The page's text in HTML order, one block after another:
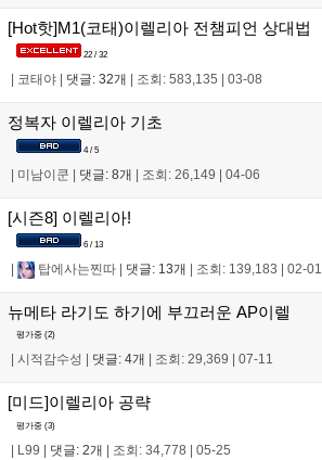
[Hot핫]M1(코태)이렐리아 전챔피언 상대법
22 / 32
코태야 댓글: 32개 조회: 583,135 03-08
정복자 이렐리아 기초
4 / 5
| 미남이쿤 | 댓글: 8개 | 조회: 26,149 | 04-06
[시즌8] 이렐리아!
6 / 13
탑에사는찐따 댓글: 13개 조회: 139,183 02-01
뉴메타 라기도 하기에 부끄러운 AP이렐
평가중 (2)
시적감수성 댓글: 4개 조회: 29,369 07-11
[미드]이렐리아 공략
평가중 (3)
| L99 | 댓글: 2개 | 조회: 34,778 | 05-25